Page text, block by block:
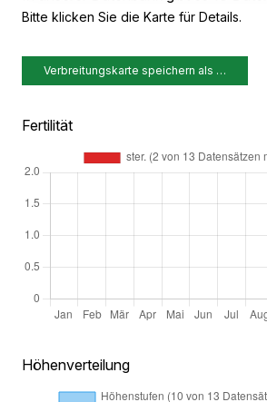
Bitte klicken Sie die Karte für Details.
Verbreitungskarte speichern als …
Fertilität
Höhenverteilung